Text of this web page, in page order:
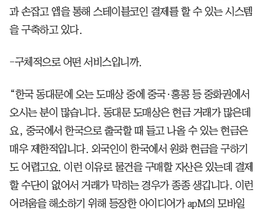
과 손잡고 앱을 통해 스테이블코인 결제를 할 수 있는 시스템
을 구축하고 있다.
-구체적으로 어떤 서비스입니까.
“한국 동대문에 오는 도매상 중에 중국·홍콩 등 중화권에서
오시는 분이 많습니다. 동대문 도매상은 현금 거래가 많은데
요, 중국에서 한국으로 출국할 때 들고 나올 수 있는 현금은
매우 제한적입니다. 외국인이 한국에서 원화 현금을 구하기
도 어렵고요. 이런 이유로 물건을 구매할 자산은 있는데 결제
할 수단이 없어서 거래가 막히는 경우가 종종 생깁니다. 이런
어려움을 해소하기 위해 등장한 아이디어가 apM의 모바일